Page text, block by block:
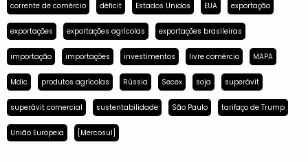
corrente de comércio déficit Estados Unidos EUA exportação
exportações exportações agrícolas exportações brasileiras
importação importações investimentos livre comércio MAPA
Mdic produtos agrícolas Rússia Secex soja superávit
superávit comercial sustentabilidade São Paulo tarifaço de Trump
União Europeia [Mercosul]